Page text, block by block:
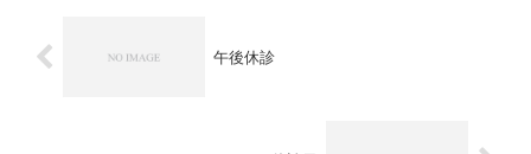
午後休診